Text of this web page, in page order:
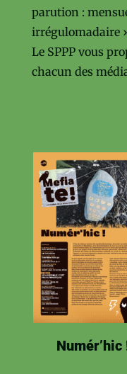
parution :
irrégulomadaire
Le SPPP vous
chacun des
Numér’hic